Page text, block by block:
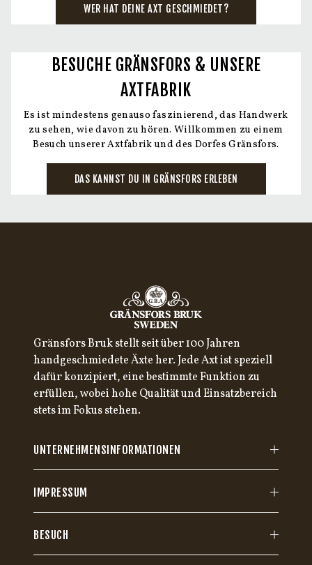
WER HAT DEINE AXT GESCHMIEDET?
BESUCHE GRÄNSFORS & UNSERE
AXTFABRIK
Es ist mindestens genauso faszinierend, das Handwerk
zu sehen, wie davon zu hören. Willkommen zu einem
Besuch unserer Axtfabrik und des Dorfes Gränsfors.
DAS KANNST DU IN GRÄNSFORS ERLEBEN
Gränsfors Bruk stellt seit über 100 Jahren
handgeschmiedete Äxte her. Jede Axt ist speziell
dafür konzipiert, eine bestimmte Funktion zu
erfüllen, wobei hohe Qualität und Einsatzbereich
stets im Fokus stehen.
UNTERNEHMENSINFORMATIONEN
IMPRESSUM
BESUCH